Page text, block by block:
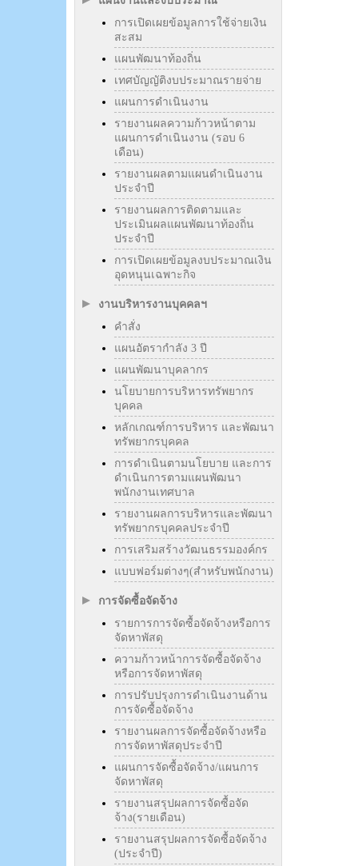
การเปิดเผยข้อมูลการใช้จ่ายเงิน
สะสม
แผนพัฒนาท้องถิ่น
เทศบัญญัติงบประมาณรายจ่าย
แผนการดำเนินงาน
รายงานผลความก้าวหน้าตาม
แผนการดำเนินงาน (รอบ 6
เดือน)
รายงานผลตามแผนดำเนินงาน
ประจำปี
รายงานผลการติดตามและ
ประเมินผลแผนพัฒนาท้องถิ่น
ประจำปี
การเปิดเผยข้อมูลงบประมาณเงิน
อุดหนุนเฉพาะกิจ
งานบริหารงานบุคคลฯ
คำสั่ง
แผนอัตรากำลัง 3 ปี
แผนพัฒนาบุคลากร
นโยบายการบริหารทรัพยากร
บุคคล
หลักเกณฑ์การบริหาร และพัฒนา
ทรัพยากรบุคคล
การดำเนินตามนโยบาย และการ
ดำเนินการตามแผนพัฒนา
พนักงานเทศบาล
รายงานผลการบริหารและพัฒนา
ทรัพยากรบุคคลประจำปี
การเสริมสร้างวัฒนธรรมองค์กร
แบบฟอร์มต่างๆ(สำหรับพนักงาน)
การจัดซื้อจัดจ้าง
รายการการจัดซื้อจัดจ้างหรือการ
จัดหาพัสดุ
ความก้าวหน้าการจัดซื้อจัดจ้าง
หรือการจัดหาพัสดุ
การปรับปรุงการดำเนินงานด้าน
การจัดซื้อจัดจ้าง
รายงานผลการจัดซื้อจัดจ้างหรือ
การจัดหาพัสดุประจำปี
แผนการจัดซื้อจัดจ้าง/แผนการ
จัดหาพัสดุ
รายงานสรุปผลการจัดซื้อจัด
จ้าง(รายเดือน)
รายงานสรุปผลการจัดซื้อจัดจ้าง
(ประจำปี)